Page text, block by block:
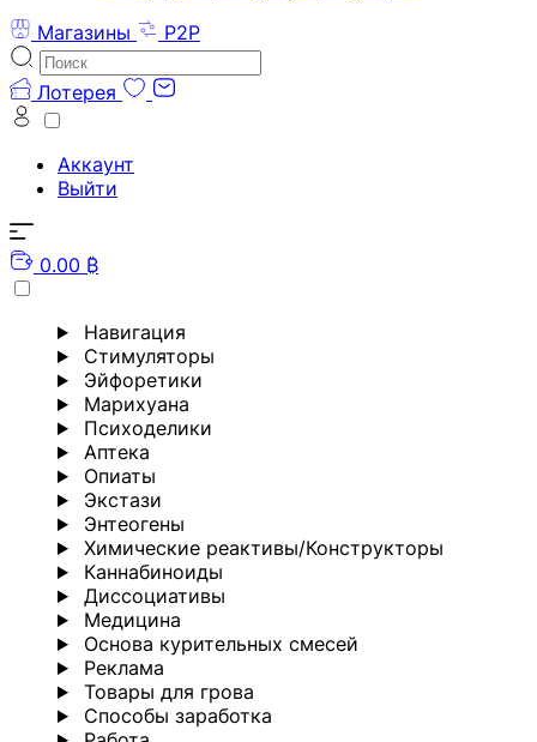
Магазины
P2P
Лотерея
Аккаунт
Выйти
0.00 ₿
Навигация
Стимуляторы
Эйфоретики
Марихуана
Психоделики
Аптека
Опиаты
Экстази
Энтеогены
Химические реактивы/Конструкторы
Каннабиноиды
Диссоциативы
Медицина
Основа курительных смесей
Реклама
Товары для грова
Способы заработка